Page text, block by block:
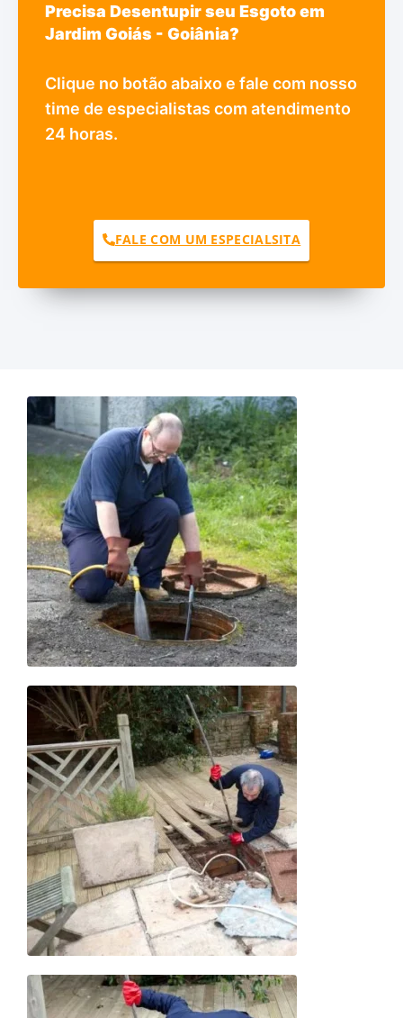
Precisa Desentupir seu Esgoto em
Jardim Goiás - Goiânia?
Clique no botão abaixo e fale com nosso
time de especialistas com atendimento
24 horas.
FALE COM UM ESPECIALSITA